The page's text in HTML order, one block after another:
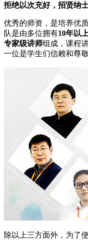
拒绝以次充好，招贤纳
优秀的师资，是培养优
队是由多位拥有10年以
专家级讲师组成，课程
一位是学生们信赖和尊
除以上三方面外，为了